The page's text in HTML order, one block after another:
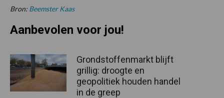
Bron: Beemster Kaas
Aanbevolen voor jou!
Grondstoffenmarkt blijft
grillig: droogte en
geopolitiek houden handel
in de greep